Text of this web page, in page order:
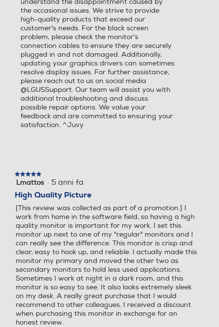
*Immagini simulate per migliorare la
comprensione delle funzionalità. Può differire
dall’uso effettivo.
OnScreen Control
Controllo in pochi clic
Microfono integrato Microfono integrato
Sintonizzatore DVB-C Sintonizzatore DVB-C
Sintonizzatore DVB-S Sintonizzatore DVB-S
D
Uscita video ottica Uscita video ottica
Connessione HDMI Connessione HDMI
Numero HDMI Totali Numero HDMI Totali
the occasional issues. We strive to provide
high-quality products that exceed our
customer's needs. For the black screen
problem, please check the monitor's
connection cables to ensure they are securely
plugged in and not damaged. Additionally,
updating your graphics drivers can sometimes
resolve display issues. For further assistance,
please reach out to us on social media
@LGUSSupport. Our team will assist you with
additional troubleshooting and discuss
possible repair options. We value your
feedback and are committed to ensuring your
satisfaction. ^Juvy
★★★★★
★★★★★
5
5
stelle.
Lmattos · 5 anni fa
High Quality Picture
[This review was collected as part of a promotion.] I
work from home in the software field, so having a high
quality monitor is important for my work. I set this
monitor up next to one of my "regular" monitors and I
can really see the difference. This monitor is crisp and
clear, easy to hook up, and reliable. I actually made this
monitor my primary and moved the other two as
secondary monitors to hold less used applications.
Sometimes I work at night in a dark room, and this
monitor is so easy to see. It also looks extremely sleek
on my desk. A really great purchase that I would
recommend to other colleagues. I received a discount
when purchasing this monitor in exchange for an
honest review.